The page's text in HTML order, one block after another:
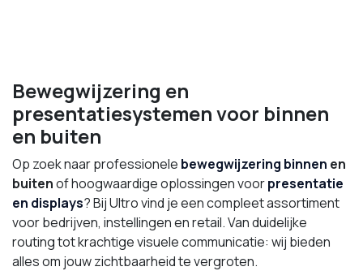
Bewegwijzering en
presentatiesystemen voor binnen
en buiten
Op zoek naar professionele bewegwijzering binnen en
buitenof hoogwaardige oplossingen voorpresentatie
en displays? Bij Ultro vind je een compleet assortiment
voor bedrijven, instellingen en retail. Van duidelijke
routing tot krachtige visuele communicatie: wij bieden
alles om jouw zichtbaarheid te vergroten.